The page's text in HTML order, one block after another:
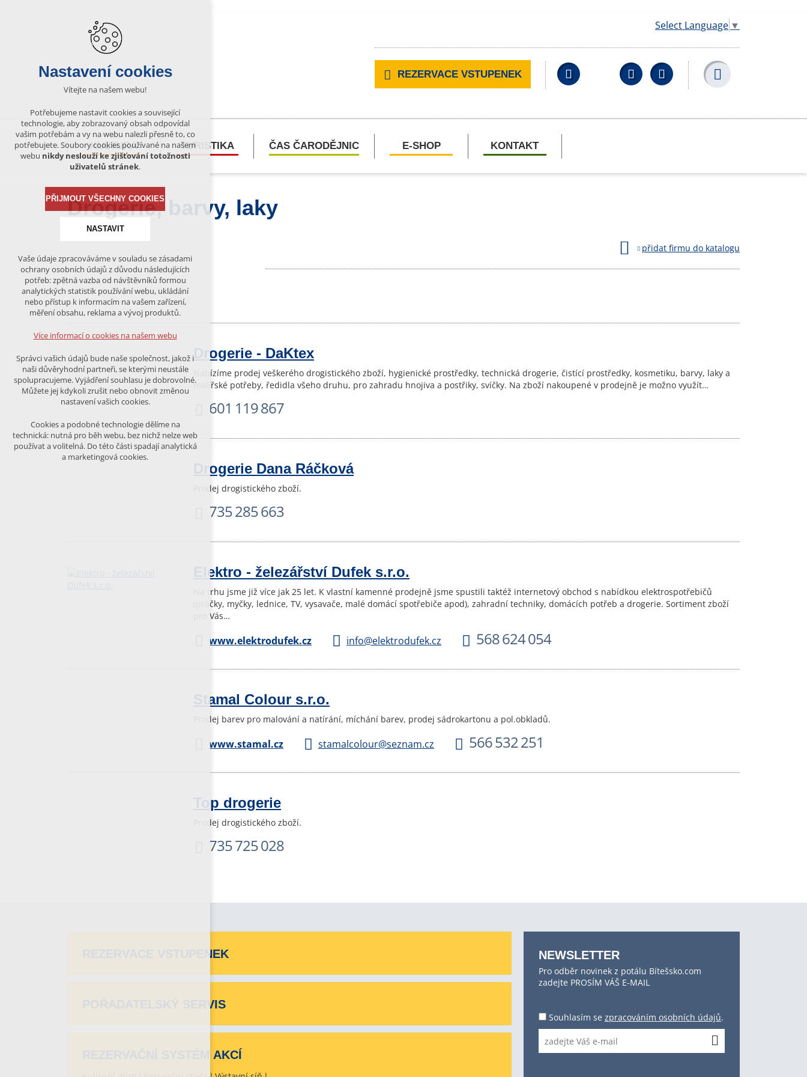
Select Language ▼
REZERVACE VSTUPENEK Facebook YouTubeWikipedia
KULTURA TURISTIKA ČAS ČARODĚJNIC E-SHOP KONTAKT
Drogerie, barvy, laky
přidat firmu do katalogu
Drogerie - DaKtex
Nabízíme prodej veškerého drogistického zboží, hygienické prostředky, technická drogerie, čistící prostředky, kosmetiku, barvy, laky a
malířské potřeby, ředidla všeho druhu, pro zahradu hnojiva a postřiky, svíčky. Na zboží nakoupené v prodejně je možno využít…
601 119 867
Drogerie Dana Ráčková
Prodej drogistického zboží.
735 285 663
Elektro - železářství Dufek s.r.o.
Na trhu jsme již více jak 25 let. K vlastní kamenné prodejně jsme spustili taktéž internetový obchod s nabídkou elektrospotřebičů
(pračky, myčky, lednice, TV, vysavače, malé domácí spotřebiče apod), zahradní techniky, domácích potřeb a drogerie. Sortiment zboží
pro Vás…
www.elektrodufek.cz info@elektrodufek.cz 568 624 054
Stamal Colour s.r.o.
Prodej barev pro malování a natírání, míchání barev, prodej sádrokartonu a pol.obkladů.
www.stamal.cz stamalcolour@seznam.cz 566 532 251
Top drogerie
Prodej drogistického zboží.
735 725 028
REZERVACE VSTUPENEK
POŘADATELSKÝ SERVIS
REZERVAČNÍ SYSTÉM AKCÍ
NEWSLETTER
Pro odběr novinek z potálu Bítešsko.com
zadejte PROSÍM VÁŠ E-MAIL
Souhlasím se zpracováním osobních údajů.
Nastavení cookies
Vítejte na našem webu!
Potřebujeme nastavit cookies a související
technologie, aby zobrazovaný obsah odpovídal
vašim potřebám a vy na webu nalezli přesně to, co
potřebujete. Soubory cookies používané na našem
webu nikdy neslouží ke zjišťování totožnosti
uživatelů stránek.
PŘIJMOUT VŠECHNY COOKIES
NASTAVIT
Technická cookies
nutná pro provozování webu
udržení kontextu stránek (session):
případná přihlášení, volby jazyka, apod.
analytická pro anonymizované
vyhodnocení návštěvnosti
marketingová cookies (Google)
Více informací o cookies na našem webu
ODMÍTNOUT VŠE
Vaše údaje zpracováváme v souladu se zásadami
ochrany osobních údajů z důvodu následujících
potřeb: zpětná vazba od návštěvníků formou
analytických statistik používání webu, ukládání
nebo přístup k informacím na vašem zařízení,
měření obsahu, reklama a vývoj produktů.
Více informací o cookies na našem webu
Správci vašich údajů bude naše společnost, jakož i
naši důvěryhodní partneři, se kterými neustále
spolupracujeme. Vyjádření souhlasu je dobrovolné.
Můžete jej kdykoli zrušit nebo obnovit změnou
nastavení vašich cookies.
Cookies a podobné technologie dělíme na
technická: nutná pro běh webu, bez nichž nelze web
používat a volitelná. Do této části spadají analytická
a marketingová cookies.